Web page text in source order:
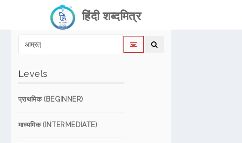
हिंदी शब्दमित्र
Levels
प्राथमिक (BEGINNER)
माध्यमिक (INTERMEDIATE)